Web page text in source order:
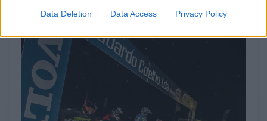
Data Deletion Data Access Privacy Policy
BEATRIZ ALEXANDRE 29 JULHO, 2026